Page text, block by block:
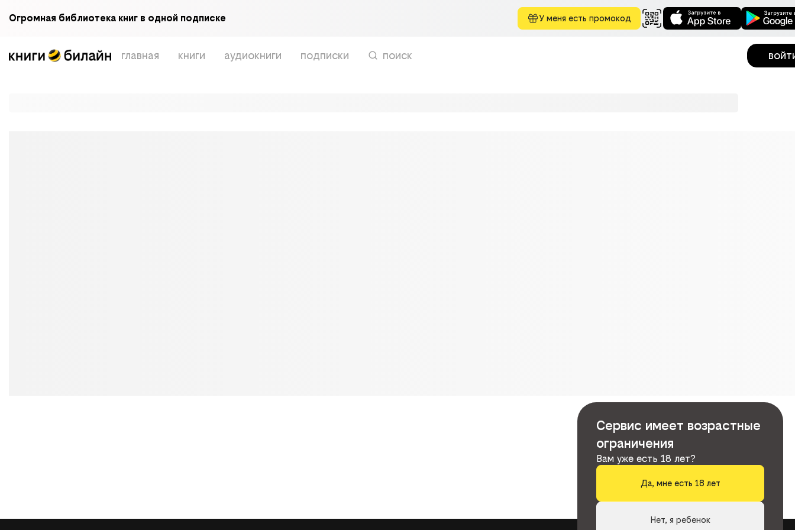
Огромная библиотека книг в одной подписке У меня есть промокод
главная книги аудиокниги подписки поиск
Сервис имеет возрастные
ограничения
Вам уже есть 18 лет?
Да, мне есть 18 лет
Нет, я ребенок